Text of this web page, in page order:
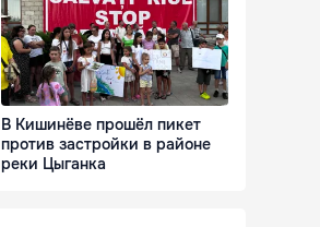
В Кишинёве прошёл пикет
против застройки в районе
реки Цыганка